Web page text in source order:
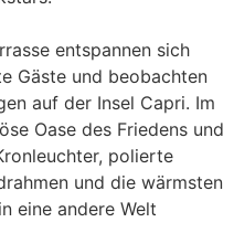
entspannen sich
Gäste und beobachten
auf der Insel Capri. Im
Oase des Friedens und
polierte
und die wärmsten
eine andere Welt